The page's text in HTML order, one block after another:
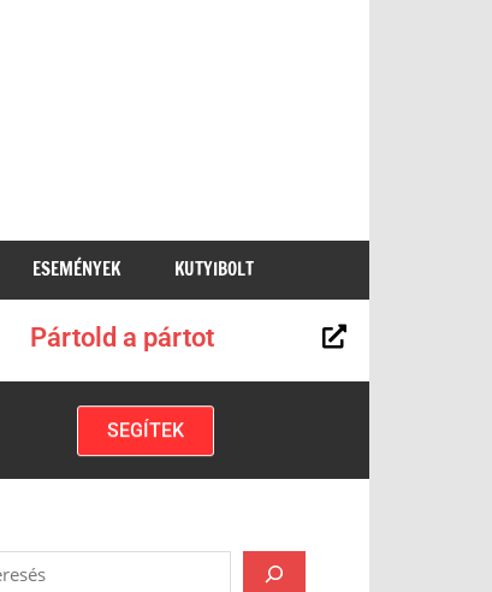
ESEMÉNYEK KUTYIBOLT
Pártold a pártot
SEGÍTEK